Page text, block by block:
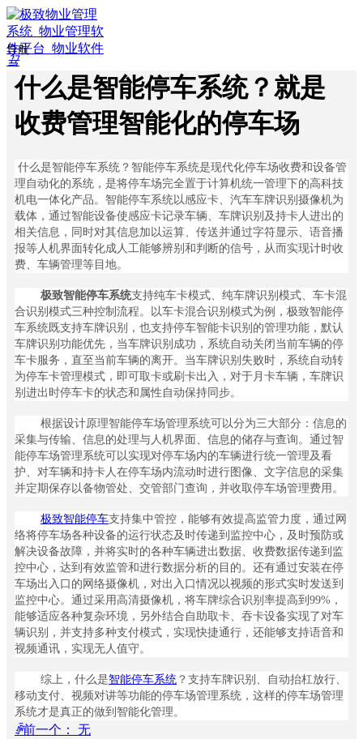
导航
끀
ꀇ
首
页
行
业
方
案
ꀉ
智
慧
业
ꀉ
智
慧
社
区
智
慧
园
区
ꀉ
来
社
区
ꀉ
数
字
决
策
产
品
方
案
什么是智能停车系统？就是
收费管理智能化的停车场
什么是智能停车系统？智能停车系统是现代化停车场收费和设备管
理自动化的系统，是将停车场完全置于计算机统一管理下的高科技
机电一体化产品。智能停车系统以感应卡、汽车车牌识别摄像机为
载体，通过智能设备使感应卡记录车辆、车牌识别及持卡人进出的
相关信息，同时对其信息加以运算、传送并通过字符显示、语音播
报等人机界面转化成人工能够辨别和判断的信号，从而实现计时收
费、车辆管理等目地。
极致智能停车系统支持纯车卡模式、纯车牌识别模式、车卡混
合识别模式三种控制流程。以车卡混合识别模式为例，极致智能停
车系统既支持车牌识别，也支持停车智能卡识别的管理功能，默认
车牌识别功能优先，当车牌识别成功，系统自动关闭当前车辆的停
车卡服务，直至当前车辆的离开。当车牌识别失败时，系统自动转
为停车卡管理模式，即可取卡或刷卡出入，对于月卡车辆，车牌识
别进出时停车卡的状态和属性自动保持同步。
根据设计原理智能停车场管理系统可以分为三大部分：信息的
采集与传输、信息的处理与人机界面、信息的储存与查询。通过智
能停车场管理系统可以实现对停车场内的车辆进行统一管理及看
护、对车辆和持卡人在停车场内流动时进行图像、文字信息的采集
并定期保存以备物管处、交管部门查询，并收取停车场管理费用。
极致智能停车支持集中管控，能够有效提高监管力度，通过网
络将停车场各种设备的运行状态及时传递到监控中心，及时预防或
解决设备故障，并将实时的各种车辆进出数据、收费数据传递到监
控中心，达到有效监管和进行数据分析的目的。还有通过安装在停
车场出入口的网络摄像机，对出入口情况以视频的形式实时发送到
监控中心。通过采用高清摄像机，将车牌综合识别率提高到99%，
能够适应各种复杂环境，另外结合自助取卡、吞卡设备实现了对车
辆识别，并支持多种支付模式，实现快捷通行，还能够支持语音和
视频通讯，实现无人值守。
综上，什么是智能停车系统 ？支持车牌识别、自动抬杠放行、
移动支付、视频对讲等功能的停车场管理系统，这样的停车场管理
系统才是真正的做到智能化管理。
ꄴ前一个：
无